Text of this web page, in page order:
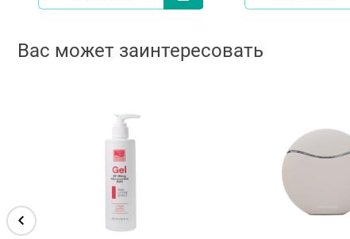
Вас может заинтересовать